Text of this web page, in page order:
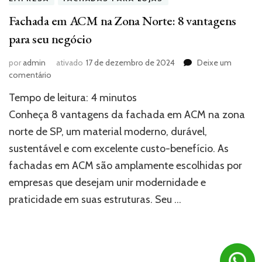
Fachada em ACM na Zona Norte: 8 vantagens
para seu negócio
poradmin ativado 17 de dezembro de 2024
Deixe um
comentário
em
ACM
Zona
Norte:
vantagens
para
seu
Tempo de leitura: 4 minutos
Conheça 8 vantagens da fachada em ACM na zona
norte de SP, um material moderno, durável,
sustentável e com excelente custo-benefício. As
fachadas em ACM são amplamente escolhidas por
empresas que desejam unir modernidade e
praticidade em suas estruturas. Seu …